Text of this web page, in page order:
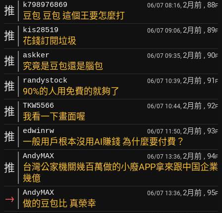
推 k798976869 06/07 08:16, 2月前 , 88F
豆包 豆包 這個王要怎麼打
推 kis28519 06/07 09:06, 2月前 , 89F
花錢訂閱垃圾
推 askker 06/07 09:35, 2月前 , 90F
究竟是豆包還是腦包
推 randystock 06/07 10:39, 2月前 , 91 F
90%的人用免費的就夠了
推 TKW5566 06/07 10:44, 2月前 , 92F
我看一下畫面喔
推 edwinrw 06/07 11:50, 2月前 , 93F
一般用戶根本沒用AI賺錢 為什麼要付費？
推
AndyMAX 06/07 13:36, 2月前 , 94F
台灣公家機關幾百萬做的小廢APP拿來跟中国企業
幾億
→ AndyMAX 06/07 13:36, 2月前 , 95F
做的豆包比 真榮幸